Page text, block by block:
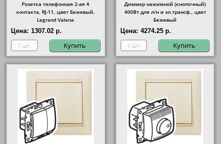
Розетка телефонная 2-ая 4
контакта, RJ-11, цвет Бежевый,
Legrand Valena
Цена: 1307.02 р.
Купить
Диммер нажимной (кнопочный)
400Вт для л/н и эл.трансф., цвет
Бежевый
Цена: 4274.25 р.
Купить